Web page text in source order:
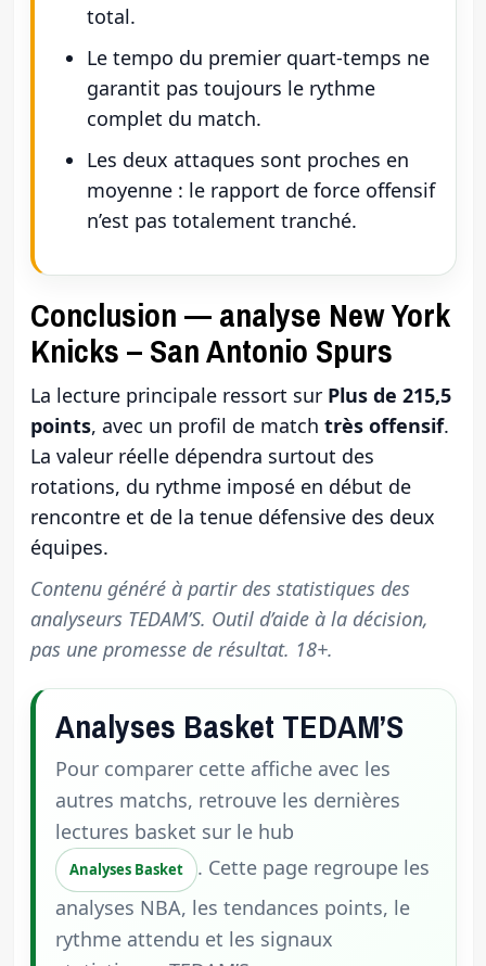
total.
Le tempo du premier quart-temps ne
garantit pas toujours le rythme
complet du match.
Les deux attaques sont proches en
moyenne : le rapport de force offensif
n’est pas totalement tranché.
Conclusion — analyse New York
Knicks – San Antonio Spurs
La lecture principale ressort sur Plus de 215,5
points, avec un profil de match très offensif.
La valeur réelle dépendra surtout des
rotations, du rythme imposé en début de
rencontre et de la tenue défensive des deux
équipes.
Contenu généré à partir des statistiques des
analyseurs TEDAM’S. Outil d’aide à la décision,
pas une promesse de résultat. 18+.
Analyses Basket TEDAM’S
Pour comparer cette affiche avec les
autres matchs, retrouve les dernières
lectures basket sur le hub
Analyses Basket
. Cette page regroupe les
analyses NBA, les tendances points, le
rythme attendu et les signaux